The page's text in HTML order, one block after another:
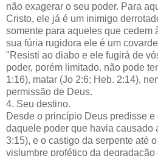
não exagerar o seu poder. Para
Cristo, ele já é um inimigo
somente para aqueles que cedem
sua fúria rugidora ele é um
"Resisti ao diabo e ele fugirá de
poder, porém limitado. não pode
1:16), matar (Jo 2:6; Heb. 2:14),
permissão de Deus.
4. Seu destino.
Desde o princípio Deus predisse e
daquele poder que havia causado
3:15), e o castigo da serpente até
vislumbre profético da degradação